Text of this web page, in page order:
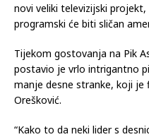
novi veliki televizijski
programski će biti sličan
Tijekom gostovanja na Pik
postavio je vrlo intrigantno
manje desne stranke, koji je
Orešković.
“Kako to da neki lider s